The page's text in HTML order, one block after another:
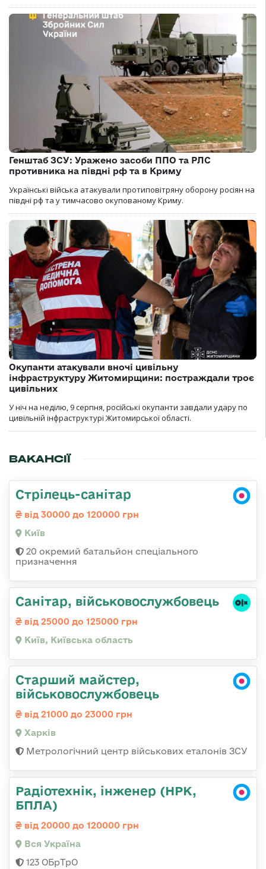
Генштаб ЗСУ: Уражено засоби ППО та РЛС
противника на півдні рф та в Криму
Українські війська атакували протиповітряну оборону росіян на
півдні рф та у тимчасово окупованому Криму.
Окупанти атакували вночі цивільну
інфраструктуру Житомирщини: постраждали троє
цивільних
У ніч на неділю, 9 серпня, російські окупанти завдали удару по
цивільній інфраструктурі Житомирської області.
ВАКАНСІЇ
Стрілець-санітар
від 30000 до 120000 грн
Київ
20 окремий батальйон спеціального
призначення
Санітаp, військовослужбовець
від 25000 до 125000 грн
Київ, Київська область
Старший майстер,
військовослужбовець
від 21000 до 23000 грн
Харків
Метрологічний центр військових еталонів ЗСУ
Радіотехнік, інженер (НРК,
БПЛА)
від 20000 до 120000 грн
Вся Україна
123 ОБрТрО